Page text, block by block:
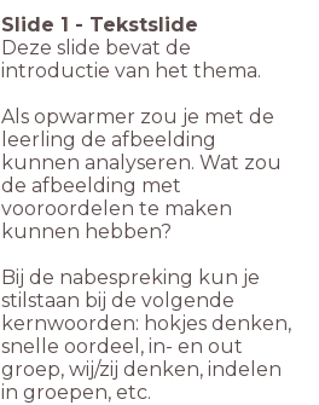
Slide 1 - Tekstslide
Deze slide bevat de
introductie van het thema.
Als opwarmer zou je met de
leerling de afbeelding
kunnen analyseren. Wat zou
de afbeelding met
vooroordelen te maken
kunnen hebben?
Bij de nabespreking kun je
stilstaan bij de volgende
kernwoorden: hokjes denken,
snelle oordeel, in- en out
groep, wij/zij denken, indelen
in groepen, etc.